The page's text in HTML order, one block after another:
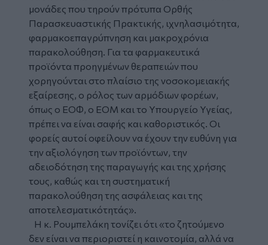
μονάδες που τηρούν πρότυπα Ορθής
Παρασκευαστικής Πρακτικής, ιχνηλασιμότητα,
φαρμακοεπαγρύπνηση και μακροχρόνια
παρακολούθηση. Για τα φαρμακευτικά
προϊόντα προηγμένων θεραπειών που
χορηγούνται στο πλαίσιο της νοσοκομειακής
εξαίρεσης, ο ρόλος των αρμόδιων φορέων,
όπως ο ΕΟΦ, ο ΕΟΜ και το Υπουργείο Υγείας,
πρέπει να είναι σαφής και καθοριστικός. Οι
φορείς αυτοί οφείλουν να έχουν την ευθύνη για
την αξιολόγηση των προϊόντων, την
αδειοδότηση της παραγωγής και της χρήσης
τους, καθώς και τη συστηματική
παρακολούθηση της ασφάλειας και της
αποτελεσματικότητάς».
Η κ. Ρουμπελάκη τονίζει ότι «το ζητούμενο
δεν είναι να περιοριστεί η καινοτομία, αλλά να